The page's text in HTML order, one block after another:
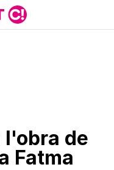
l'obra de
Fatma